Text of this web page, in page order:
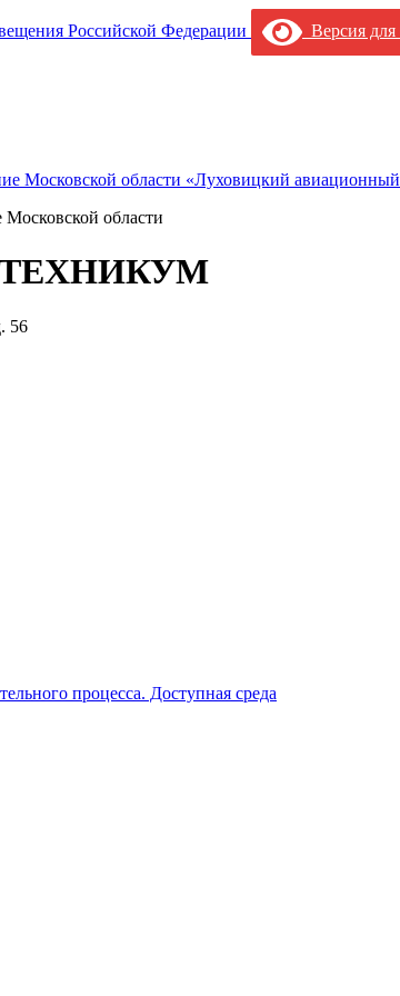
Версия
Московской области
56
процесса. Доступная среда